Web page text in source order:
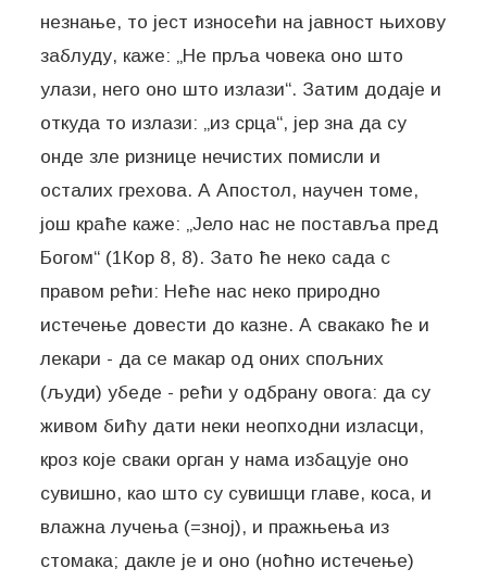
незнање, то јест износећи на јавност њихову
заблуду, каже: „Не прља човека оно што
улази, него оно што излази“. Затим додаје и
откуда то излази: „из срца“, јер зна да су
онде зле ризнице нечистих помисли и
осталих грехова. А Апостол, научен томе,
још краће каже: „Јело нас не поставља пред
Богом“ (1Кор 8, 8). Зато ће неко сада с
правом рећи: Неће нас неко природно
истечење довести до казне. А свакако ће и
лекари - да се макар од оних спољних
(људи) убеде - рећи у одбрану овога: да су
живом бићу дати неки неопходни изласци,
кроз које сваки орган у нама избацује оно
сувишно, као што су сувишци главе, коса, и
влажна лучења (=зној), и пражњења из
стомака; дакле је и оно (ноћно истечење)